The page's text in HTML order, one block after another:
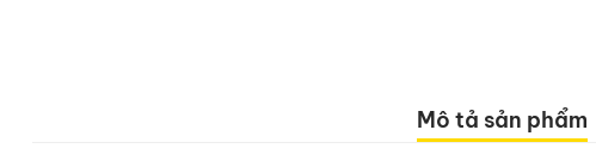
Mô tả sản phẩm